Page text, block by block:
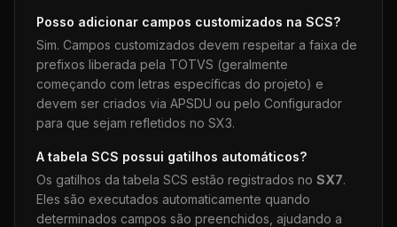
Posso adicionar campos customizados na SCS?
Sim. Campos customizados devem respeitar a faixa de
prefixos liberada pela TOTVS (geralmente
começando com letras específicas do projeto) e
devem ser criados via APSDU ou pelo Configurador
para que sejam refletidos no SX3.
A tabela SCS possui gatilhos automáticos?
Os gatilhos da tabela SCS estão registrados no SX7.
Eles são executados automaticamente quando
determinados campos são preenchidos, ajudando a